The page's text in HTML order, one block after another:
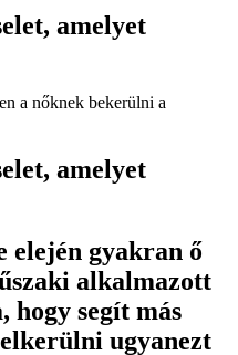
amelyet
a nőknek bekerülni a
amelyet
elején gyakran ő
alkalmazott
hogy segít más
ugyanezt